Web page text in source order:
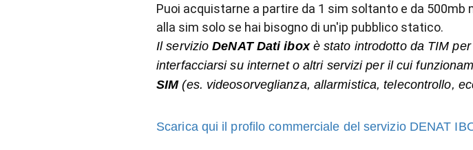
Puoi acquistarne a partire da 1 sim soltanto e da 500mb
alla sim solo se hai bisogno di un'ip pubblico statico.
Il servizioDeNAT Dati ibox è stato introdotto da TIM
interfacciarsi su internet o altri servizi per il cui
SIM(es. videosorveglianza, allarmistica, telecontrollo,
Scarica qui il profilo commerciale del servizio DENAT